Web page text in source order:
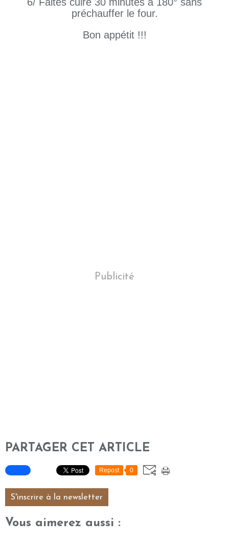
préchauffer le four.
Bon appétit !!!
Publicité
PARTAGER CET ARTICLE
Repost 0
S'inscrire à la newsletter
Vous aimerez aussi :